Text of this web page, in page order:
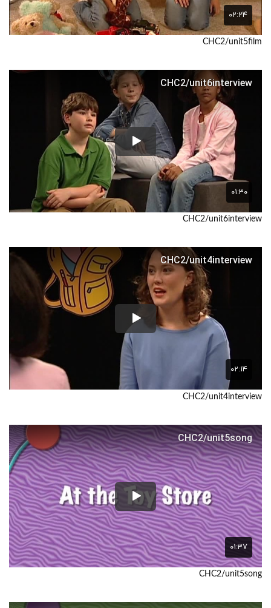
CHC2/unit5film
CHC2/unit6interview
CHC2/unit4interview
CHC2/unit5song